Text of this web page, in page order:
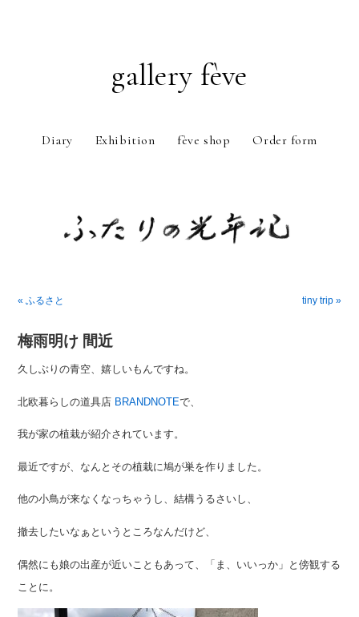
gallery fève
Diary Exhibition fève shop Order form
« ふるさと
tiny trip »
梅雨明け 間近
久しぶりの青空、嬉しいもんですね。
北欧暮らしの道具店 BRANDNOTEで、
我が家の植栽が紹介されています。
最近ですが、なんとその植栽に鳩が巣を作りました。
他の小鳥が来なくなっちゃうし、結構うるさいし、
撤去したいなぁというところなんだけど、
偶然にも娘の出産が近いこともあって、「ま、いいっか」と傍観する
ことに。